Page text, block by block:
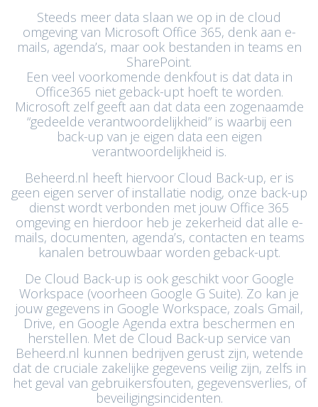
Steeds meer data slaan we op in de cloud
omgeving van Microsoft Office 365, denk aan e-
mails, agenda’s, maar ook bestanden in teams en
SharePoint.
Een veel voorkomende denkfout is dat data in
Office365 niet geback-upt hoeft te worden.
Microsoft zelf geeft aan dat data een zogenaamde
“gedeelde verantwoordelijkheid” is waarbij een
back-up van je eigen data een eigen
verantwoordelijkheid is.
Beheerd.nl heeft hiervoor Cloud Back-up, er is
geen eigen server of installatie nodig, onze back-up
dienst wordt verbonden met jouw Office 365
omgeving en hierdoor heb je zekerheid dat alle e-
mails, documenten, agenda’s, contacten en teams
kanalen betrouwbaar worden geback-upt.
De Cloud Back-up is ook geschikt voor Google
Workspace (voorheen Google G Suite). Zo kan je
jouw gegevens in Google Workspace, zoals Gmail,
Drive, en Google Agenda extra beschermen en
herstellen. Met de Cloud Back-up service van
Beheerd.nl kunnen bedrijven gerust zijn, wetende
dat de cruciale zakelijke gegevens veilig zijn, zelfs in
het geval van gebruikersfouten, gegevensverlies, of
beveiligingsincidenten.